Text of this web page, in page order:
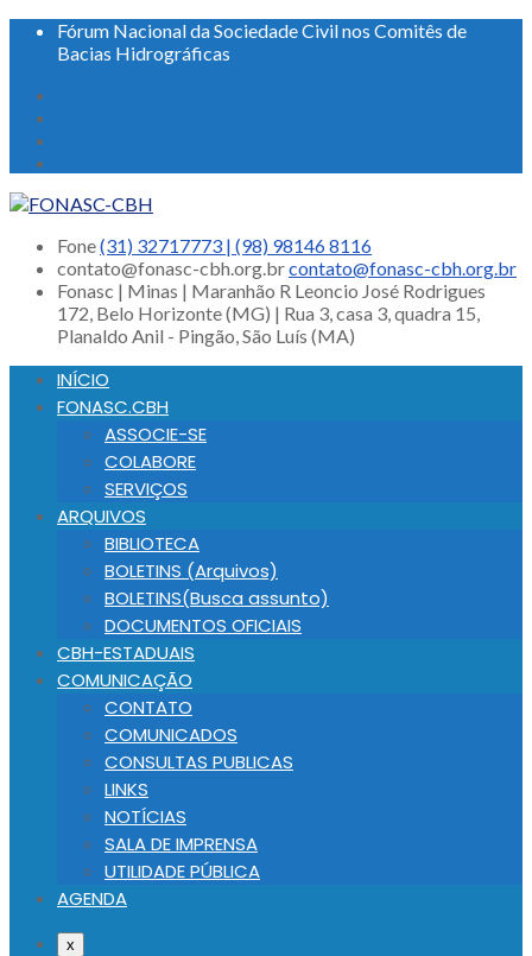
Fórum Nacional da Sociedade Civil nos Comitês de
Bacias Hidrográficas
Fone(31) 32717773 | (98) 98146 8116
contato@fonasc-cbh.org.brcontato@fonasc-cbh.org.br
Fonasc | Minas | Maranhão R Leoncio José Rodrigues
172, Belo Horizonte (MG) | Rua 3, casa 3, quadra 15,
Planaldo Anil - Pingão, São Luís (MA)
INÍCIO
FONASC.CBH
ASSOCIE-SE
COLABORE
SERVIÇOS
ARQUIVOS
BIBLIOTECA
BOLETINS (Arquivos)
BOLETINS(Busca assunto)
DOCUMENTOS OFICIAIS
CBH-ESTADUAIS
COMUNICAÇÃO
CONTATO
COMUNICADOS
CONSULTAS PUBLICAS
LINKS
NOTÍCIAS
SALA DE IMPRENSA
UTILIDADE PÚBLICA
AGENDA
x